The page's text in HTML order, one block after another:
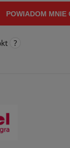
POWIADOM MNIE